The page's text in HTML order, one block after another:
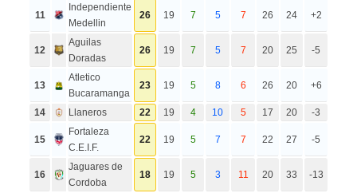
11
Independiente
Medellin
26 19 7 5 7 26 24 +2
12
Aguilas
Doradas
26 19 7 5 7 20 25 -5
13
Atletico
Bucaramanga
23 19 5 8 6 26 20 +6
14 Llaneros 22 19 4 10 5 17 20 -3
15
Fortaleza
C.E.I.F.
22 19 5 7 7 22 27 -5
16
Jaguares de
Cordoba
18 19 5 3 11 20 33 -13